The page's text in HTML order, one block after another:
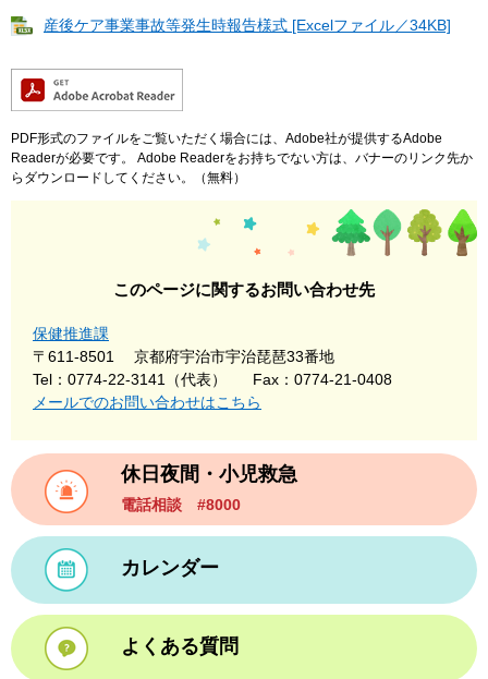
産後ケア事業事故等発生時報告様式 [Excelファイル／34KB]
PDF形式のファイルをご覧いただく場合には、Adobe社が提供するAdobe
Readerが必要です。
Adobe Readerをお持ちでない方は、バナーのリンク先か
らダウンロードしてください。（無料）
このページに関するお問い合わせ先
保健推進課
〒611-8501
京都府宇治市宇治琵琶33番地
Tel：0774-22-3141（代表）
Fax：0774-21-0408
メールでのお問い合わせはこちら
休日夜間・小児救急
電話相談 #8000
カレンダー
よくある質問